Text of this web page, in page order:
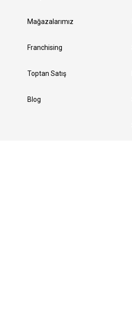
Mağazalarımız
Franchising
Toptan Satış
Blog